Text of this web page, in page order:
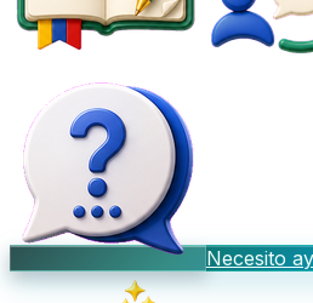
Necesito